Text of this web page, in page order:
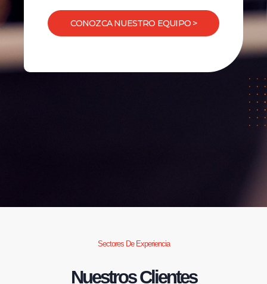
CONOZCA NUESTRO EQUIPO >
Sectores De Experiencia
Nuestros Clientes